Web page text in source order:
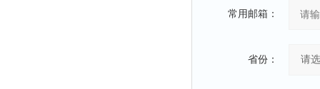
常用邮箱：
省份：